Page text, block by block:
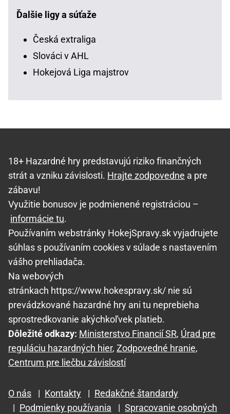
Ďalšie ligy a súťaže
Česká extraliga
Slováci v AHL
Hokejová Liga majstrov
18+ Hazardné hry predstavujú riziko finančných
strát a vzniku závislosti. Hrajte zodpovedne a pre
zábavu!
Využitie bonusov je podmienené registráciou –
informácie tu.
Používaním webstránky HokejSpravy.sk vyjadrujete
súhlas s používaním cookies v súlade s nastavením
vášho prehliadača.
Na webových
stránkach https://www.hokespravy.sk/ nie sú
prevádzkované hazardné hry ani tu neprebieha
sprostredkovanie akýchkoľvek platieb.
Dôležité odkazy: Ministerstvo Financií SR, Úrad pre
reguláciu hazardných hier, Zodpovedné hranie,
Centrum pre liečbu závislostí
O nás | Kontakty | Redakčné štandardy
| Podmienky používania | Spracovanie osobných